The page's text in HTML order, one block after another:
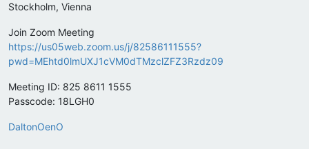
Stockholm, Vienna
Join Zoom Meeting
https://us05web.zoom.us/j/82586111555?
pwd=MEhtd0lmUXJ1cVM0dTMzclZFZ3Rzdz09
Meeting ID: 825 8611 1555
Passcode: 18LGH0
DaltonOenO